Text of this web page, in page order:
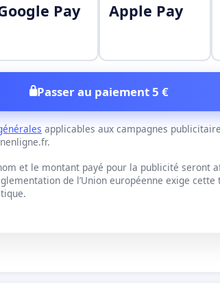
Pay Apple Pay
Passer au paiement 5 €
applicables aux campagnes
et le montant payé pour la publicité seront
de l’Union européenne exige cette